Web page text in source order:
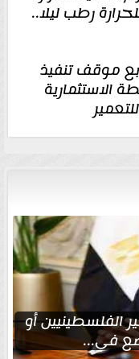
رطب ليلا..
موقف تنفيذ
الاستثمارية
الفلسطينيين أو
في...